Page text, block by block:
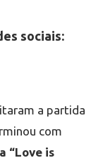
sociais:
a partida
com
“Love is